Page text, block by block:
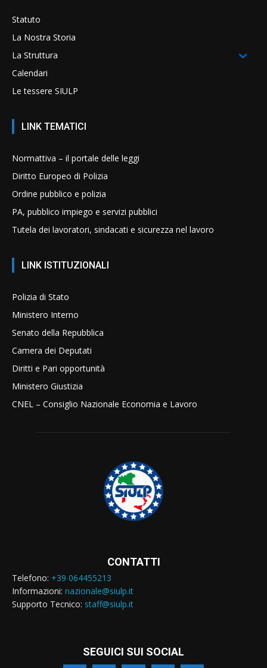
Statuto
La Nostra Storia
La Struttura
Calendari
Le tessere SIULP
LINK TEMATICI
Normattiva – il portale delle leggi
Diritto Europeo di Polizia
Ordine pubblico e polizia
PA, pubblico impiego e servizi pubblici
Tutela dei lavoratori, sindacati e sicurezza nel lavoro
LINK ISTITUZIONALI
Polizia di Stato
Ministero Interno
Senato della Repubblica
Camera dei Deputati
Diritti e Pari opportunità
Ministero Giustizia
CNEL – Consiglio Nazionale Economia e Lavoro
CONTATTI
Telefono: +39 064455213
Informazioni: nazionale@siulp.it
Supporto Tecnico: staff@siulp.it
SEGUICI SUI SOCIAL